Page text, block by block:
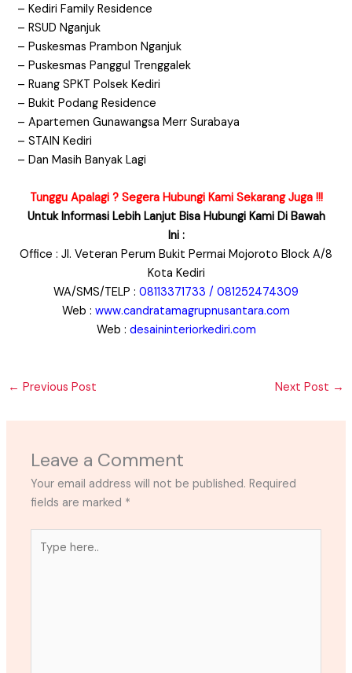
– Kediri Family Residence
– RSUD Nganjuk
– Puskesmas Prambon Nganjuk
– Puskesmas Panggul Trenggalek
– Ruang SPKT Polsek Kediri
– Bukit Podang Residence
– Apartemen Gunawangsa Merr Surabaya
– STAIN Kediri
– Dan Masih Banyak Lagi
Tunggu Apalagi ? Segera Hubungi Kami Sekarang Juga !!!
Untuk Informasi Lebih Lanjut Bisa Hubungi Kami Di Bawah
Ini :
Office : Jl. Veteran Perum Bukit Permai Mojoroto Block A/8
Kota Kediri
WA/SMS/TELP : 08113371733 / 081252474309
Web : www.candratamagrupnusantara.com
Web : desaininteriorkediri.com
← Previous Post Next Post →
Leave a Comment
Your email address will not be published. Required
fields are marked *
here..